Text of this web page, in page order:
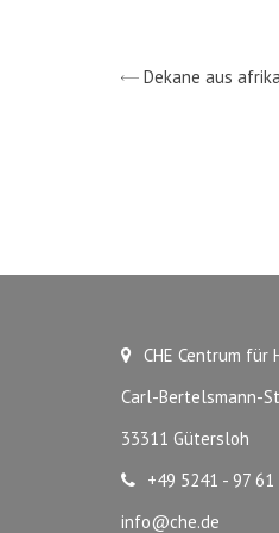
Dekane aus
CHE Centrum für
Carl-Bertelsmann-
33311 Gütersloh
+49 5241 - 97 61
info@che.de